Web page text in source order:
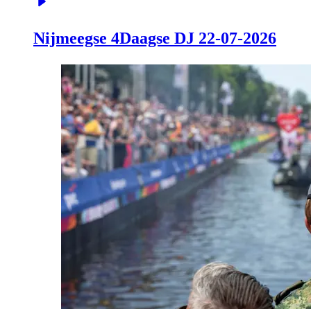
Nijmeegse 4Daagse DJ 22-07-2026